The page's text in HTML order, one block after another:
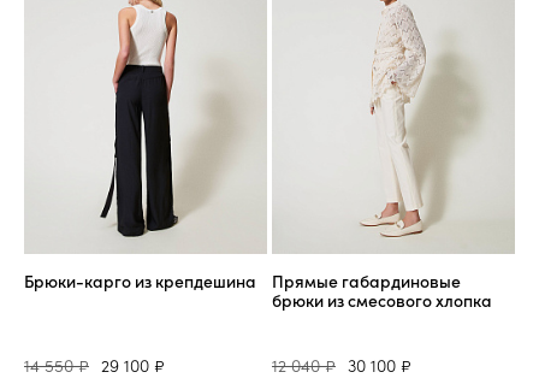
Брюки-карго из крепдешина
14 550 ₽ 29 100 ₽
Прямые габардиновые
брюки из смесового хлопка
12 040 ₽ 30 100 ₽